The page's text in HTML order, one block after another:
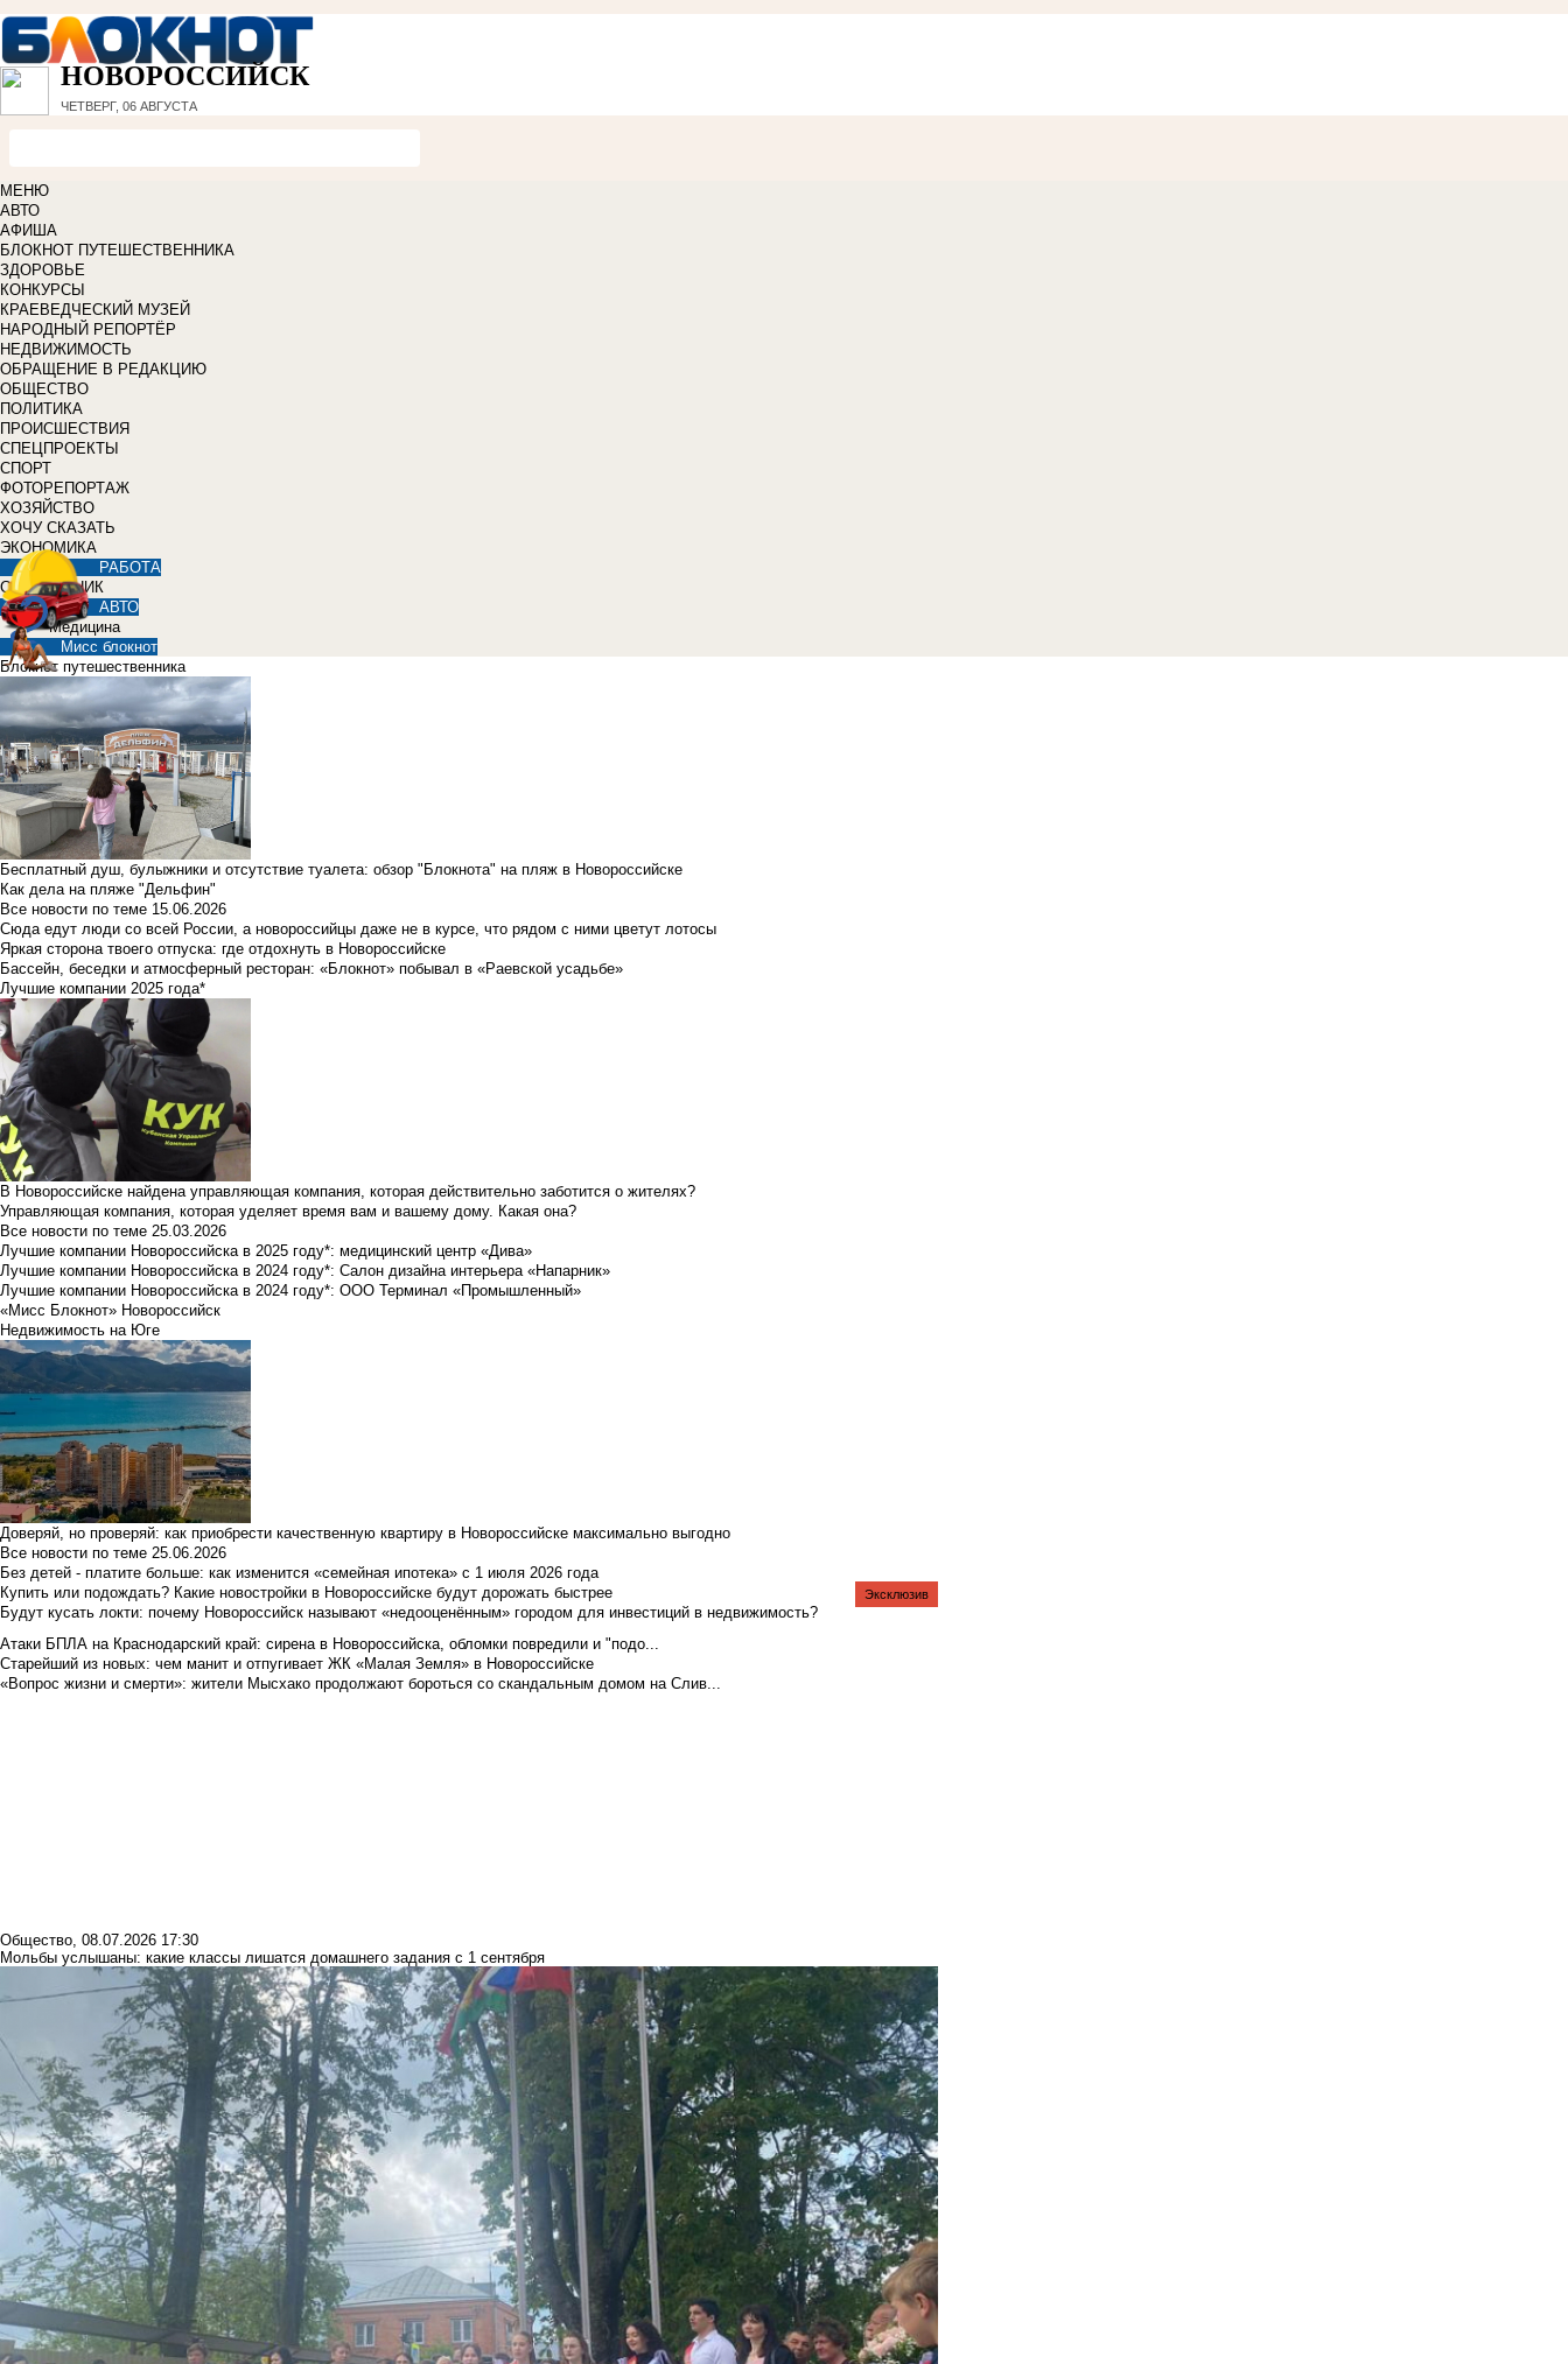
НОВОРОССИЙСК
ЧЕТВЕРГ, 06 АВГУСТА
МЕНЮ
АВТО
АФИША
БЛОКНОТ ПУТЕШЕСТВЕННИКА
ЗДОРОВЬЕ
КОНКУРСЫ
КРАЕВЕДЧЕСКИЙ МУЗЕЙ
НАРОДНЫЙ РЕПОРТЁР
НЕДВИЖИМОСТЬ
ОБРАЩЕНИЕ В РЕДАКЦИЮ
ОБЩЕСТВО
ПОЛИТИКА
ПРОИСШЕСТВИЯ
СПЕЦПРОЕКТЫ
СПОРТ
ФОТОРЕПОРТАЖ
ХОЗЯЙСТВО
ХОЧУ СКАЗАТЬ
ЭКОНОМИКА
РАБОТА
СПРАВОЧНИК
АВТО
Медицина
Мисс блокнот
Блокнот путешественника
Бесплатный душ, булыжники и отсутствие туалета: обзор "Блокнота" на пляж в Новороссийске
Как дела на пляже "Дельфин"
Все новости по теме 15.06.2026
Сюда едут люди со всей России, а новороссийцы даже не в курсе, что рядом с ними цветут лотосы
Яркая сторона твоего отпуска: где отдохнуть в Новороссийске
Бассейн, беседки и атмосферный ресторан: «Блокнот» побывал в «Раевской усадьбе»
Лучшие компании 2025 года*
В Новороссийске найдена управляющая компания, которая действительно заботится о жителях?
Управляющая компания, которая уделяет время вам и вашему дому. Какая она?
Все новости по теме 25.03.2026
Лучшие компании Новороссийска в 2025 году*: медицинский центр «Дива»
Лучшие компании Новороссийска в 2024 году*: Салон дизайна интерьера «Напарник»
Лучшие компании Новороссийска в 2024 году*: ООО Терминал «Промышленный»
«Мисс Блокнот» Новороссийск
Недвижимость на Юге
Доверяй, но проверяй: как приобрести качественную квартиру в Новороссийске максимально выгодно
Все новости по теме 25.06.2026
Без детей - платите больше: как изменится «семейная ипотека» с 1 июля 2026 года
Купить или подождать? Какие новостройки в Новороссийске будут дорожать быстрее
Будут кусать локти: почему Новороссийск называют «недооценённым» городом для инвестиций в недвижимость?
Атаки БПЛА на Краснодарский край: сирена в Новороссийска, обломки повредили и "подо...
Старейший из новых: чем манит и отпугивает ЖК «Малая Земля» в Новороссийске
Эксклюзив
«Вопрос жизни и смерти»: жители Мысхако продолжают бороться со скандальным домом на Слив...
Общество, 08.07.2026 17:30
Мольбы услышаны: какие классы лишатся домашнего задания с 1 сентября